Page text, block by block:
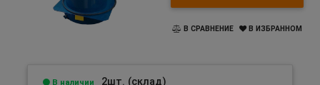
В СРАВНЕНИЕ В ИЗБРАННОМ
В наличии 2шт. (склад)